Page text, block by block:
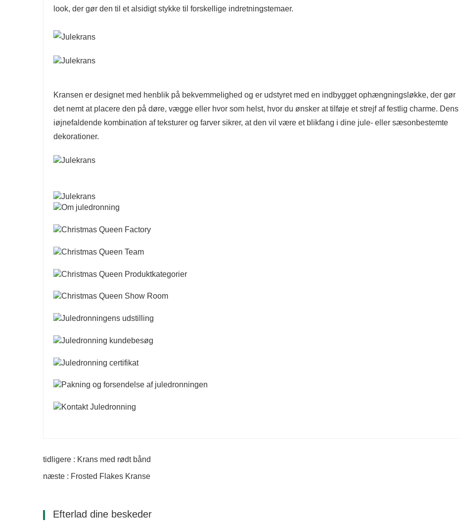
look, der gør den til et alsidigt stykke til forskellige indretningstemaer.
Kransen er designet med henblik på bekvemmelighed og er udstyret med en indbygget ophængningsløkke, der gør
det nemt at placere den på døre, vægge eller hvor som helst, hvor du ønsker at tilføje et strejf af festlig charme. Dens
iøjnefaldende kombination af teksturer og farver sikrer, at den vil være et blikfang i dine jule- eller sæsonbestemte
dekorationer.
tidligere : Krans med rødt bånd
næste : Frosted Flakes Kranse
Efterlad dine beskeder